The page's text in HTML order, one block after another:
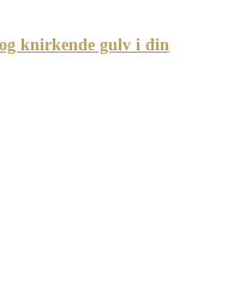
knirkende gulv i din